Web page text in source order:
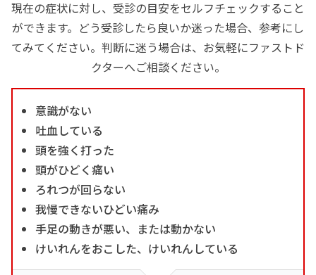
現在の症状に対し、受診の目安をセルフチェックすること
ができます。どう受診したら良いか迷った場合、参考にし
てみてください。判断に迷う場合は、お気軽にファストド
クターへご相談ください。
意識がない
吐血している
頭を強く打った
頭がひどく痛い
ろれつが回らない
我慢できないひどい痛み
手足の動きが悪い、または動かない
けいれんをおこした、けいれんしている